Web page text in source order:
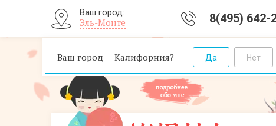
Ваш город:
Эль-Монте
Ваш город — Калифорния?
8(495) 642-